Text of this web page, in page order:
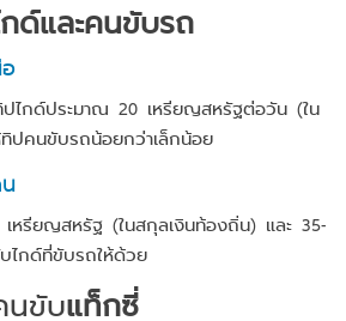
กด์และคนขับรถ
อ
ปไกด์ประมาณ 20 เหรียญสหรัฐต่อวัน (ใน
ปคนขับรถน้อยกว่าเล็กน้อย
น
หรียญสหรัฐ (ในสกุลเงินท้องถิ่น) และ 35-
ไกด์ที่ขับรถให้ด้วย
นขับแท็กซี่